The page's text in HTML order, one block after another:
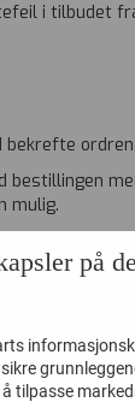
i tilbudet
mulig.
kjøperen.
reservere
på
tilpasse